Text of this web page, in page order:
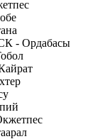
- Ордабасы